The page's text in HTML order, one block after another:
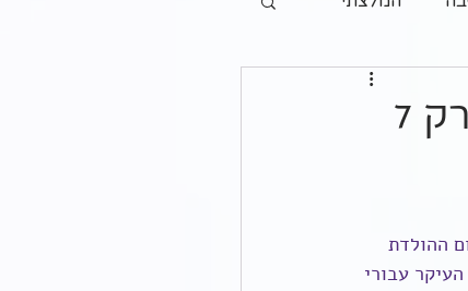
7
ההולדת
עבורי